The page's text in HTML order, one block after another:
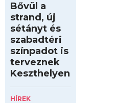
Bővül a
strand, új
sétányt és
szabadtéri
színpadot is
terveznek
Keszthelyen
HÍREK